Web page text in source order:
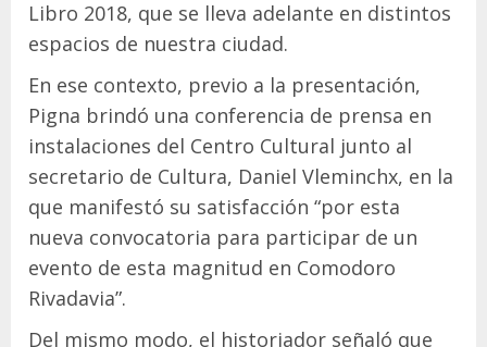
Libro 2018, que se lleva adelante en distintos
espacios de nuestra ciudad.
En ese contexto, previo a la presentación,
Pigna brindó una conferencia de prensa en
instalaciones del Centro Cultural junto al
secretario de Cultura, Daniel Vleminchx, en la
que manifestó su satisfacción “por esta
nueva convocatoria para participar de un
evento de esta magnitud en Comodoro
Rivadavia”.
Del mismo modo, el historiador señaló que